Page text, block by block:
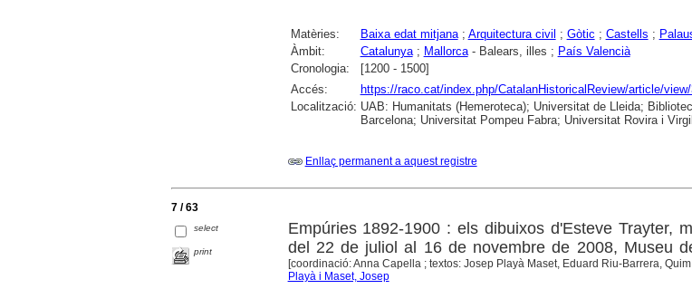
Matèries: Baixa edat mitjana; Arquitectura civil ; Gòtic ; Castells ;
Àmbit:
Catalunya; Mallorca- Balears, illes ; País Valencià
Cronologia:
[1200 - 1500]
Accés:
https://raco.cat/index.php/CatalanHistoricalReview/article/
Localització: UAB: Humanitats (Hemeroteca); Universitat de Lleida;
Barcelona; Universitat Pompeu Fabra; Universitat Rovira i
Enllaç permanent a aquest registre
7 / 63
select
print
Empúries 1892-1900 : els dibuixos d'Esteve Trayter,
del 22 de juliol al 16 de novembre de 2008, Museu
[coordinació: Anna Capella ; textos: Josep Playà Maset, Eduard Riu-Barrera,
Playà i Maset, Josep